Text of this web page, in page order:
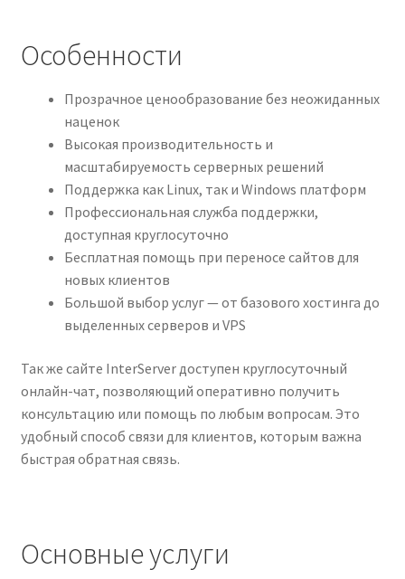
Особенности
Прозрачное ценообразование без неожиданных
наценок
Высокая производительность и
масштабируемость серверных решений
Поддержка как Linux, так и Windows платформ
Профессиональная служба поддержки,
доступная круглосуточно
Бесплатная помощь при переносе сайтов для
новых клиентов
Большой выбор услуг — от базового хостинга до
выделенных серверов и VPS
Так же сайте InterServer доступен круглосуточный
онлайн-чат, позволяющий оперативно получить
консультацию или помощь по любым вопросам. Это
удобный способ связи для клиентов, которым важна
быстрая обратная связь.
Основные услуги